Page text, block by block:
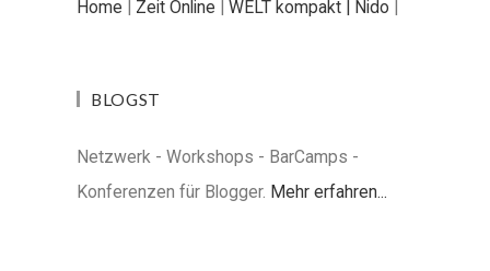
Home | Zeit Online | WELT kompakt | Nido |
BLOGST
Netzwerk - Workshops - BarCamps -
Konferenzen für Blogger. Mehr erfahren...